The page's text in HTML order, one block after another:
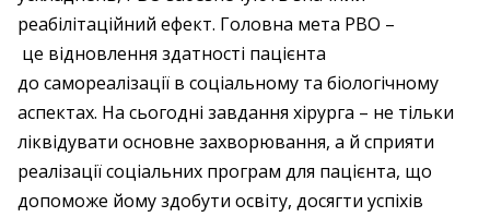
реабілітаційний ефект. Головна мета РВО –
це відновлення здатності пацієнта
до самореалізації в соціальному та біологічному
аспектах. На сьогодні завдання хірурга – не тільки
ліквідувати основне захворювання, а й сприяти
реалізації соціальних програм для пацієнта, що
допоможе йому здобути освіту, досягти успіхів